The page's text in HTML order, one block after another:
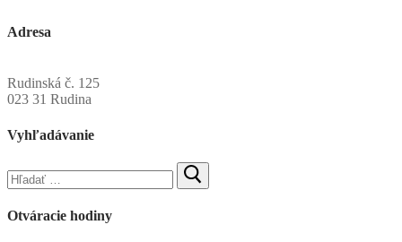
Adresa
Rudinská č. 125
023 31 Rudina
Vyhľadávanie
Hľadať:
Otváracie hodiny